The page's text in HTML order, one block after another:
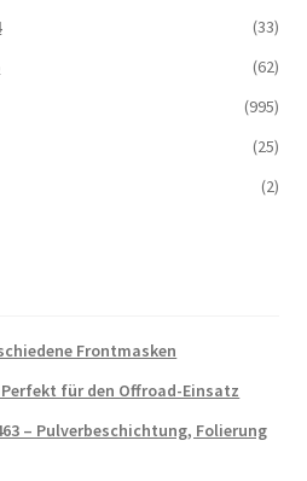
(33)
(62)
(995)
(25)
(2)
Frontmasken
Perfekt für den Offroad-Einsatz
– Pulverbeschichtung, Folierung